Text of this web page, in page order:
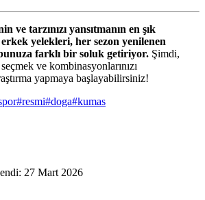
ve tarzınızı yansıtmanın en şık
yelekleri, her sezon yenilenen
farklı bir soluk getiriyor. Şimdi,
ve kombinasyonlarınızı
yapmaya başlayabilirsiniz!
#resmi#doga#kumas
27 Mart 2026